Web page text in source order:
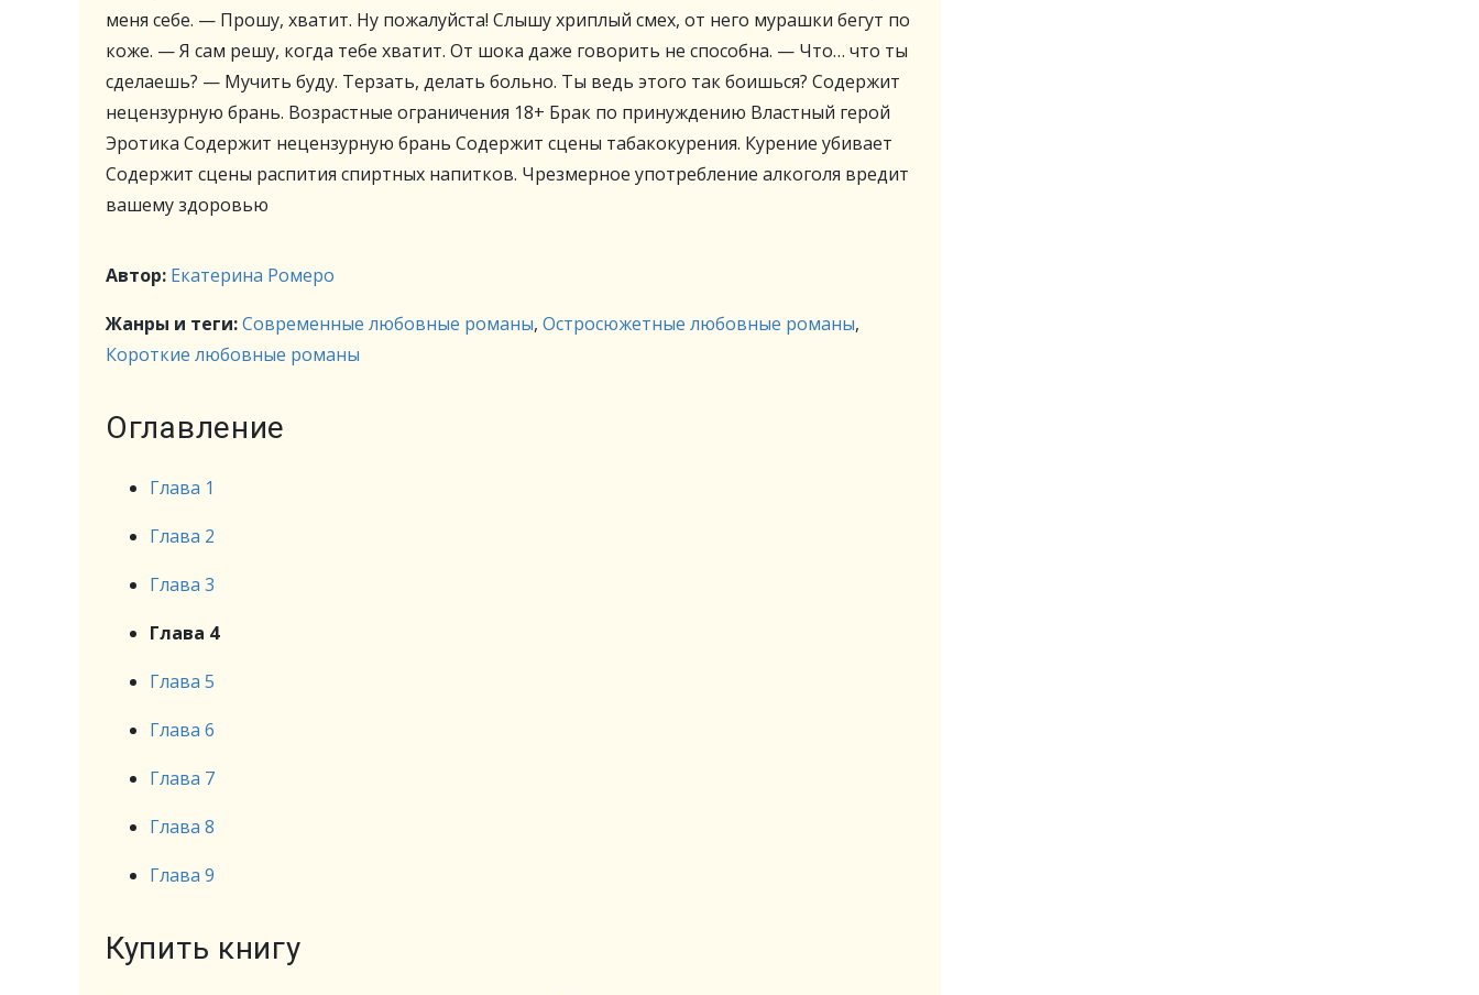
меня себе. — Прошу, хватит. Ну пожалуйста! Слышу хриплый смех, от него мурашки бегут по
коже. — Я сам решу, когда тебе хватит. От шока даже говорить не способна. — Что… что ты
сделаешь? — Мучить буду. Терзать, делать больно. Ты ведь этого так боишься? Содержит
нецензурную брань. Возрастные ограничения 18+ Брак по принуждению Властный герой
Эротика Содержит нецензурную брань Содержит сцены табакокурения. Курение убивает
Содержит сцены распития спиртных напитков. Чрезмерное употребление алкоголя вредит
вашему здоровью
Автор: Екатерина Ромеро
Жанры и теги:Современные любовные романы, Остросюжетные любовные романы,
Короткие любовные романы
Оглавление
Глава 1
Глава 2
Глава 3
Глава 4
Глава 5
Глава 6
Глава 7
Глава 8
Глава 9
Купить книгу